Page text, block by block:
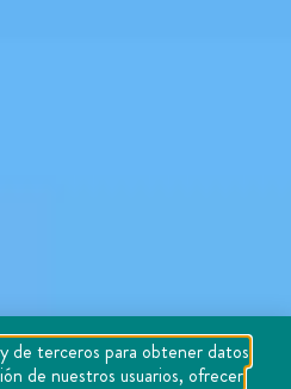
de terceros para obtener datos
de nuestros usuarios, ofrecer